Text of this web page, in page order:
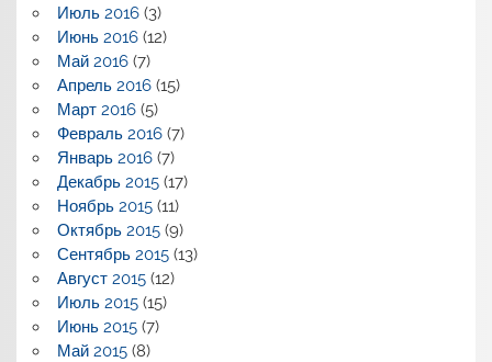
Июль 2016(3)
Июнь 2016(12)
Май 2016(7)
Апрель 2016(15)
Март 2016(5)
Февраль 2016(7)
Январь 2016(7)
Декабрь 2015(17)
Ноябрь 2015(11)
Октябрь 2015(9)
Сентябрь 2015(13)
Август 2015(12)
Июль 2015(15)
Июнь 2015(7)
Май 2015(8)